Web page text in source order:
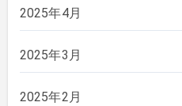
2025年4月
2025年3月
2025年2月